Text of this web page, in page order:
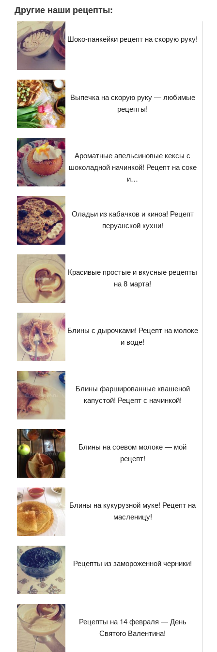
Другие наши рецепты:
Шоко-панкейки рецепт на скорую руку!
Выпечка на скорую руку — любимые
рецепты!
Ароматные апельсиновые кексы с
шоколадной начинкой! Рецепт на соке
и…
Оладьи из кабачков и киноа! Рецепт
перуанской кухни!
Красивые простые и вкусные рецепты
на 8 марта!
Блины с дырочками! Рецепт на молоке
и воде!
Блины фаршированные квашеной
капустой! Рецепт с начинкой!
Блины на соевом молоке — мой
рецепт!
Блины на кукурузной муке! Рецепт на
масленицу!
Рецепты из замороженной черники!
Рецепты на 14 февраля — День
Святого Валентина!